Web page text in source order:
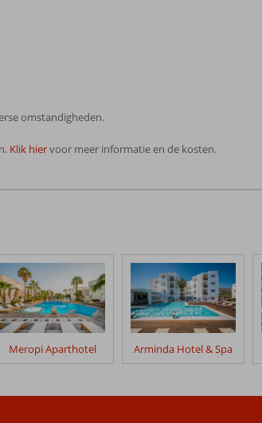
omstandigheden.
Klik hiervoor meer informatie en de kosten.
Meropi Aparthotel Arminda Hotel & Spa